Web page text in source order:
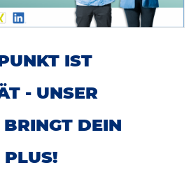
IST
- UNSER
DEIN
PLUS!